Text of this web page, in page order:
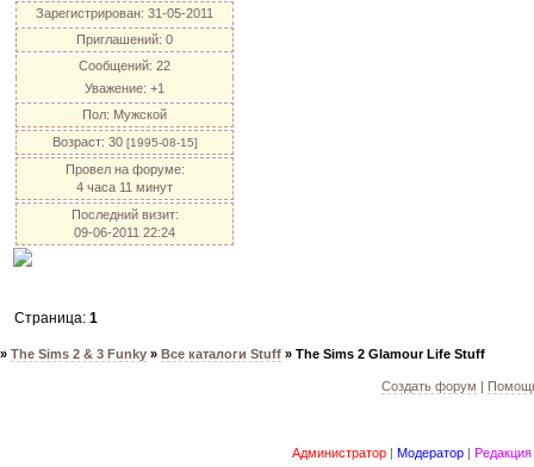
Зарегистрирован: 31-05-2011
Приглашений: 0
Сообщений: 22
Уважение: +1
Пол: Мужской
Возраст: 30 [1995-08-15]
Провел на форуме:
4 часа 11 минут
Последний визит:
09-06-2011 22:24
Страница:1
» The Sims 2 & 3 Funky » Все каталоги Stuff » The Sims 2 Glamour Life Stuff
Создать форум |
Администратор | Модератор | Редакция